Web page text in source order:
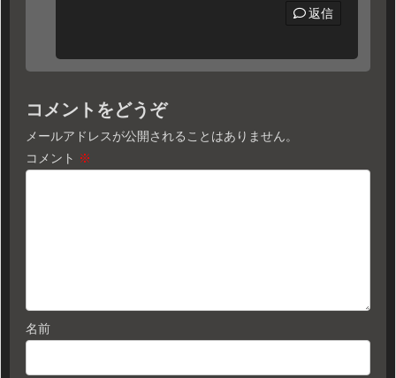
返信
コメントをどうぞ
メールアドレスが公開されることはありません。
コメント ※
名前